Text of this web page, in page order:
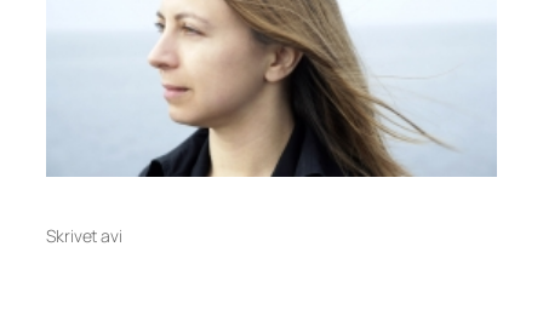
Skrivet avi